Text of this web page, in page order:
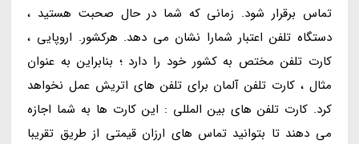
تماس برقرار شود. زمانی که شما در حال صحبت هستید ،
دستگاه تلفن اعتبار شمارا نشان می دهد. هرکشور. اروپایی ،
کارت تلفن مختص به کشور خود را دارد ؛ بنابراین به عنوان
مثال ، کارت تلفن آلمان برای تلفن های اتریش عمل نخواهد
کرد. کارت تلفن های بین المللی : این کارت ها به شما اجازه
می دهند تا بتوانید تماس های ارزان قیمتی از طریق تقریبا